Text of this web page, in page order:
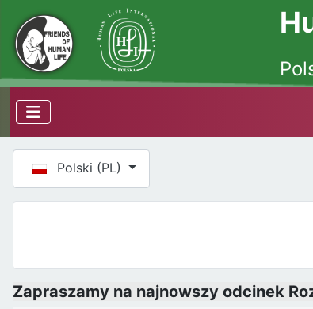
Wybierz swój język
Polski (PL)
Zapraszamy na najnowszy odcinek